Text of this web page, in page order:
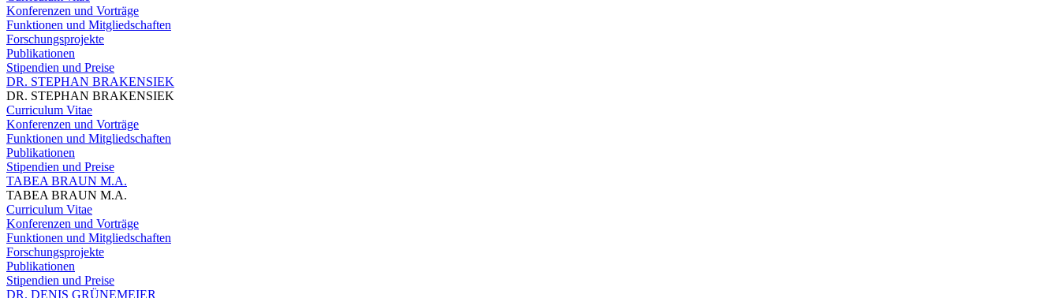
Konferenzen und Vorträge
Funktionen und Mitgliedschaften
Forschungsprojekte
Publikationen
Stipendien und Preise
DR. STEPHAN BRAKENSIEK
DR. STEPHAN BRAKENSIEK
Curriculum Vitae
Konferenzen und Vorträge
Funktionen und Mitgliedschaften
Publikationen
Stipendien und Preise
TABEA BRAUN M.A.
TABEA BRAUN M.A.
Curriculum Vitae
Konferenzen und Vorträge
Funktionen und Mitgliedschaften
Forschungsprojekte
Publikationen
Stipendien und Preise
DR. DENIS GRÜNEMEIER